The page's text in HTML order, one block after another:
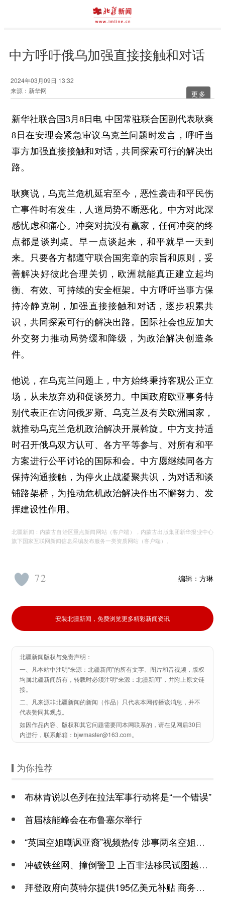
中方呼吁俄乌加强直接接触和对话
2024年03月09日 13:32
来源：新华网
更多
新华社联合国3月8日电 中国常驻联合国副代表耿爽
8日在安理会紧急审议乌克兰问题时发言，呼吁当
事方加强直接接触和对话，共同探索可行的解决出
路。
耿爽说，乌克兰危机延宕至今，恶性袭击和平民伤
亡事件时有发生，人道局势不断恶化。中方对此深
感忧虑和痛心。冲突对抗没有赢家，任何冲突的终
点都是谈判桌。早一点谈起来，和平就早一天到
来。只要各方都遵守联合国宪章的宗旨和原则，妥
善解决好彼此合理关切，欧洲就能真正建立起均
衡、有效、可持续的安全框架。中方呼吁当事方保
持冷静克制，加强直接接触和对话，逐步积累共
识，共同探索可行的解决出路。国际社会也应加大
外交努力推动局势缓和降级，为政治解决创造条
件。
他说，在乌克兰问题上，中方始终秉持客观公正立
场，从未放弃劝和促谈努力。中国政府欧亚事务特
别代表正在访问俄罗斯、乌克兰及有关欧洲国家，
就推动乌克兰危机政治解决开展斡旋。中方支持适
时召开俄乌双方认可、各方平等参与、对所有和平
方案进行公平讨论的国际和会。中方愿继续同各方
保持沟通接触，为停火止战凝聚共识，为对话和谈
铺路架桥，为推动危机政治解决作出不懈努力、发
挥建设性作用。
北疆新闻：内蒙古自治区重点新闻网站（客户端），内蒙古出版集团新华报业中心
旗下国家互联网新闻信息采编发布服务一类资质网站（客户端）。
编辑： 方琳
72
安装北疆新闻，免费浏览更多精彩新闻资讯
北疆新闻版权与免责声明：
一、凡本站中注明“来源：北疆新闻”的所有文字、图片和音视频，版权
均属北疆新闻所有，转载时必须注明“来源：北疆新闻”，并附上原文链
接。
二、凡来源非北疆新闻的新闻（作品）只代表本网传播该消息，并不
代表赞同其观点。
如因作品内容、版权和其它问题需要同本网联系的，请在见网后30日
内进行，联系邮箱：bjwmaster@163.com。
为你推荐
布林肯说以色列在拉法军事行动将是“一个错误”
首届核能峰会在布鲁塞尔举行
“英国空姐嘲讽亚裔”视频热传 涉事两名空姐已被英国航空解雇
冲破铁丝网、撞倒警卫 上百非法移民试图越过边境闯入美国
拜登政府向英特尔提供195亿美元补贴 商务部：逼迫企业弃中就美